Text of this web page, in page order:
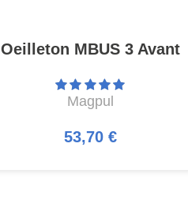
Oeilleton MBUS 3 Avant
Magpul
53,70 €